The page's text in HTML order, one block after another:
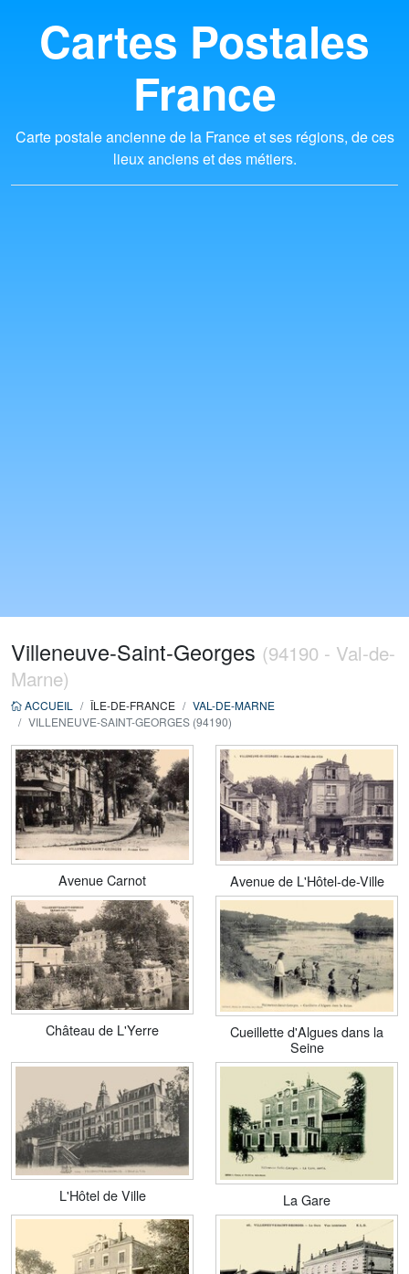
Cartes Postales
France
Carte postale ancienne de la France et ses régions, de ces
lieux anciens et des métiers.
Villeneuve-Saint-Georges (94190 - Val-de-
Marne)
ACCUEIL ÎLE-DE-FRANCE
VAL-DE-MARNE
VILLENEUVE-SAINT-GEORGES (94190)
Avenue Carnot Avenue de L'Hôtel-de-Ville
Château de L'Yerre
Cueillette d'Algues dans la
Seine
L'Hôtel de Ville La Gare